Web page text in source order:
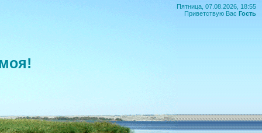
Пятница, 07.08.2026, 18:55
Приветствую Вас Гость